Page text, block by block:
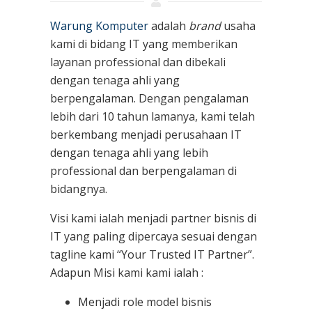
Warung Komputeradalah brandusaha
kami di bidang IT yang memberikan
layanan professional dan dibekali
dengan tenaga ahli yang
berpengalaman. Dengan pengalaman
lebih dari 10 tahun lamanya, kami telah
berkembang menjadi perusahaan IT
dengan tenaga ahli yang lebih
professional dan berpengalaman di
bidangnya.
Visi kami ialah menjadi partner bisnis di
IT yang paling dipercaya sesuai dengan
tagline kami “Your Trusted IT Partner”.
Adapun Misi kami kami ialah :
Menjadi role model bisnis